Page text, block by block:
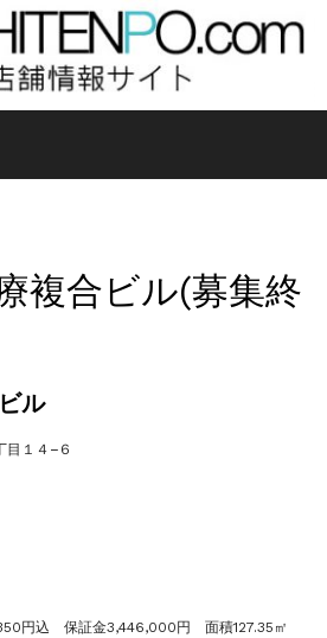
複合ビル(募集終
ル
１４−６
円込 保証金3,446,000円 面積127.35㎡